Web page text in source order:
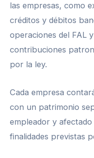
las empresas, como
créditos y débitos
operaciones del FAL
contribuciones
por la ley.
Cada empresa
con un patrimonio
empleador y
finalidades previstas